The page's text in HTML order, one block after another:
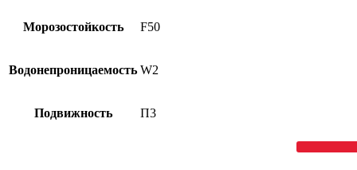
Морозостойкость F50
Водонепроницаемость W2
Подвижность П3